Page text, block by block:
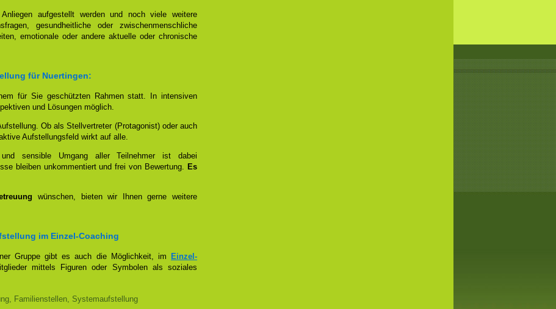
aufgestellt werden und noch viele weitere
gesundheitliche oder zwischenmenschliche
emotionale oder andere aktuelle oder chronische
für Nuertingen:
für Sie geschützten Rahmen statt. In intensiven
und Lösungen möglich.
Ob als Stellvertreter (Protagonist) oder auch
Aufstellungsfeld wirkt auf alle.
und sensible Umgang aller Teilnehmer ist dabei
bleiben unkommentiert und frei von Bewertung. Es
wünschen, bieten wir Ihnen gerne weitere
im Einzel-Coaching
Gruppe gibt es auch die Möglichkeit, im
Einzel-
mittels Figuren oder Symbolen als soziales
Familienstellen, Systemaufstellung